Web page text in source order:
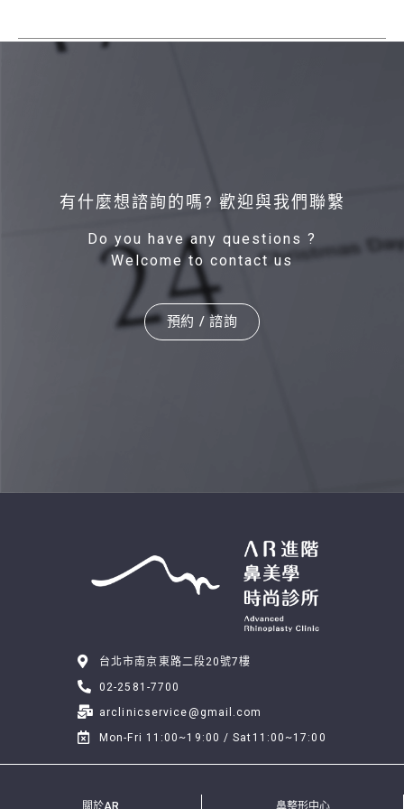
有什麼想諮詢的嗎? 歡迎與我們聯繫
Do you have any questions ?
Welcome to contact us
預約 / 諮詢
台北市南京東路二段20號7樓
02-2581-7700
arclinicservice@gmail.com
Mon-Fri 11:00~19:00 / Sat11:00~17:00
關於AR 鼻整形中心